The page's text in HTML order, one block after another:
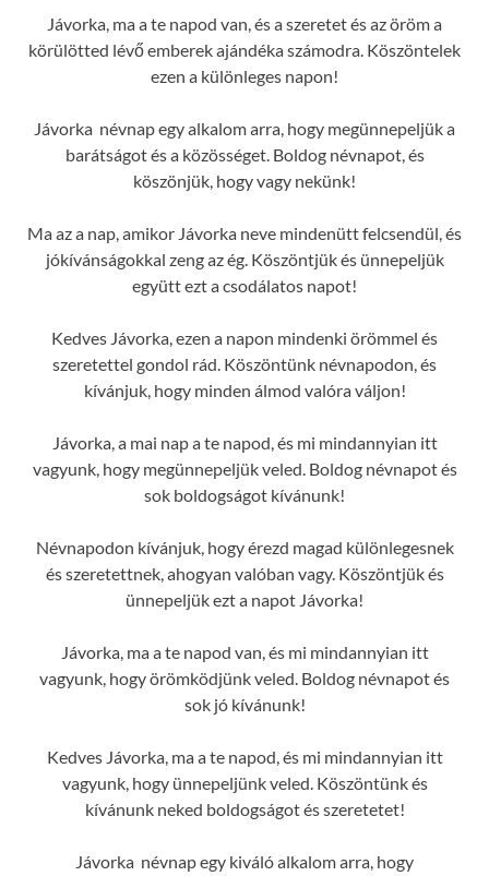
Jávorka, ma a te napod van, és a szeretet és az öröm a
körülötted lévő emberek ajándéka számodra. Köszöntelek
ezen a különleges napon!
Jávorka névnap egy alkalom arra, hogy megünnepeljük a
barátságot és a közösséget. Boldog névnapot, és
köszönjük, hogy vagy nekünk!
Ma az a nap, amikor Jávorka neve mindenütt felcsendül, és
jókívánságokkal zeng az ég. Köszöntjük és ünnepeljük
együtt ezt a csodálatos napot!
Kedves Jávorka, ezen a napon mindenki örömmel és
szeretettel gondol rád. Köszöntünk névnapodon, és
kívánjuk, hogy minden álmod valóra váljon!
Jávorka, a mai nap a te napod, és mi mindannyian itt
vagyunk, hogy megünnepeljük veled. Boldog névnapot és
sok boldogságot kívánunk!
Névnapodon kívánjuk, hogy érezd magad különlegesnek
és szeretettnek, ahogyan valóban vagy. Köszöntjük és
ünnepeljük ezt a napot Jávorka!
Jávorka, ma a te napod van, és mi mindannyian itt
vagyunk, hogy örömködjünk veled. Boldog névnapot és
sok jó kívánunk!
Kedves Jávorka, ma a te napod, és mi mindannyian itt
vagyunk, hogy ünnepeljünk veled. Köszöntünk és
kívánunk neked boldogságot és szeretetet!
Jávorka névnap egy kiváló alkalom arra, hogy